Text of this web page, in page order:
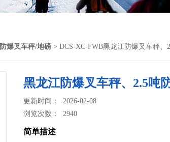
防爆叉车秤/地磅 > DCS-XC-FWB黑龙江防爆叉车秤、
黑龙江防爆叉车秤、2.5吨
更新时间： 2026-02-08
浏览次数：2940
简单描述